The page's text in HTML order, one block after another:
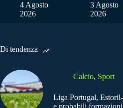
4 Agosto
2026
3 Agosto
2026
Di tendenza
Calcio, Sport
Liga Portugal,
e probabili formazioni